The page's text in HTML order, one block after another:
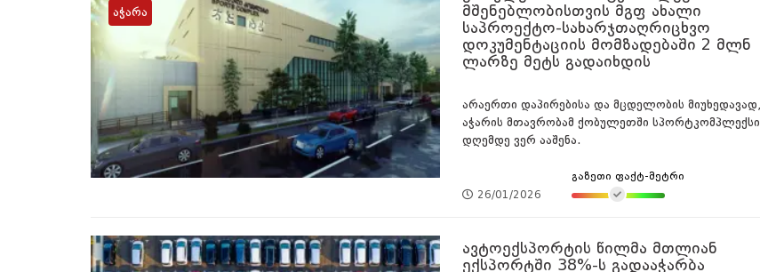
მშენებლობისთვის მგფ ახალი
საპროექტო-სახარჯთაღრიცხვო
დოკუმენტაციის მომზადებაში 2 მლნ
ლარზე მეტს გადაიხდის
არაერთი დაპირებისა და მცდელობის მიუხედავად,
აჭარის მთავრობამ ქობულეთში სპორტკომპლექსი
დღემდე ვერ ააშენა.
26/01/2026
გაზეთი ფაქტ-მეტრი
აჭარა
ავტოექსპორტის წილმა მთლიან
ექსპორტში 38%-ს გადააჭარბა